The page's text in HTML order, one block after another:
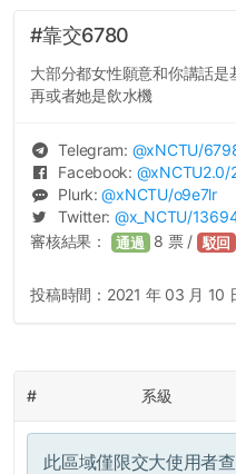
#靠交6780
大部分都女性願意和你講話
再或者她是飲水機
Telegram: @xNCTU/
Facebook: @xNCTU2.0/
Plurk:@xNCTU/o9e7lr
Twitter: @x_NCTU/
審核結果： 通過 8 票 / 駁回
投稿時間： 2021 年 03 月 10
# 系級
此區域僅限交大使用者